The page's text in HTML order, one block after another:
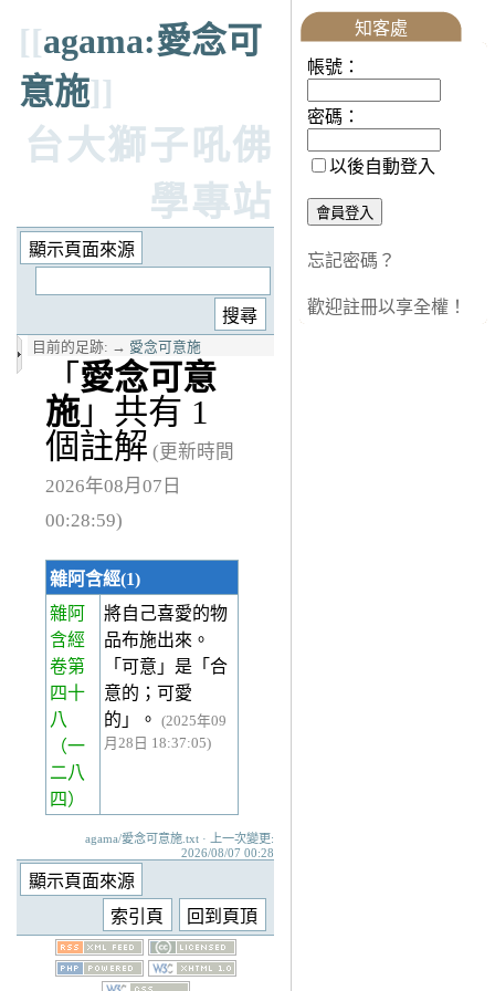
[[agama:愛念可
意施]]
台大獅子吼佛
學專站
目前的足跡: → 愛念可意施
「 愛念可意
施」共有 1
個註解 (更新時間
2026年08月07日
00:28:59)
雜阿含經(1)
雜阿
含經
卷第
四十
八
（一
二八
四）
將自己喜愛的物
品布施出來。
「可意」是「合
意的；可愛
的」。
(2025年09
月28日 18:37:05)
agama/愛念可意施.txt · 上一次變更:
2026/08/07 00:28
知客處
帳號：
密碼：
以後自動登入
忘記密碼？
歡迎註冊以享全權！